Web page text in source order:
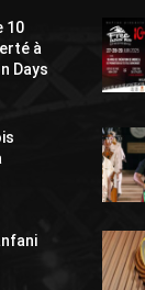
10
à
Days